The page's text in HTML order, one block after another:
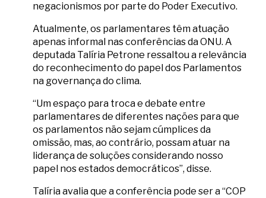
negacionismos por parte do Poder Executivo.
Atualmente, os parlamentares têm atuação
apenas informal nas conferências da ONU. A
deputada Talíria Petrone ressaltou a relevância
do reconhecimento do papel dos Parlamentos
na governança do clima.
“Um espaço para troca e debate entre
parlamentares de diferentes nações para que
os parlamentos não sejam cúmplices da
omissão, mas, ao contrário, possam atuar na
liderança de soluções considerando nosso
papel nos estados democráticos”, disse.
Talíria avalia que a conferência pode ser a “COP